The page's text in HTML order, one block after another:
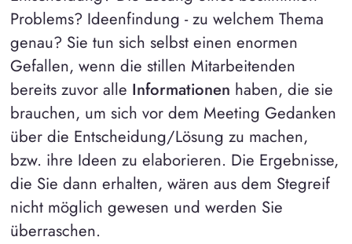
Problems? Ideenfindung - zu welchem Thema
genau? Sie tun sich selbst einen enormen
Gefallen, wenn die stillen Mitarbeitenden
bereits zuvor alle Informationen haben, die sie
brauchen, um sich vor dem Meeting Gedanken
über die Entscheidung/Lösung zu machen,
bzw. ihre Ideen zu elaborieren. Die Ergebnisse,
die Sie dann erhalten, wären aus dem Stegreif
nicht möglich gewesen und werden Sie
überraschen.